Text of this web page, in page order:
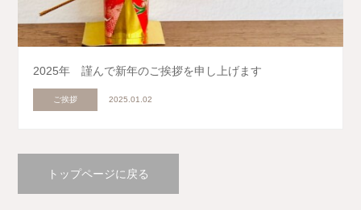
2025年 謹んで新年のご挨拶を申し上げます
ご挨拶 2025.01.02
トップページに戻る